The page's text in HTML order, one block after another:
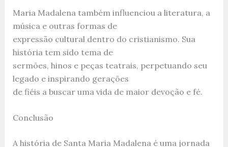
Maria Madalena também influenciou a literatura, a
música e outras formas de
expressão cultural dentro do cristianismo. Sua
história tem sido tema de
sermões, hinos e peças teatrais, perpetuando seu
legado e inspirando gerações
de fiéis a buscar uma vida de maior devoção e fé.
Conclusão
A história de Santa Maria Madalena é uma jornada